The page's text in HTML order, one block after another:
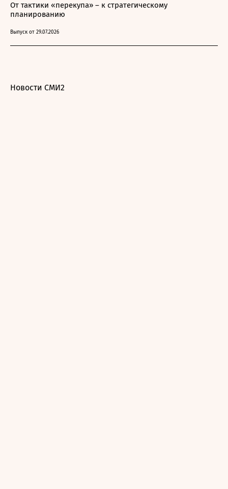
От тактики «перекупа» – к стратегическому
планированию
Выпуск от 29.07.2026
Новости СМИ2